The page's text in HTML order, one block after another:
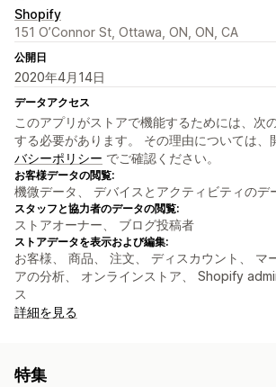
Shopify
151 O’Connor St, Ottawa, ON, ON, CA
公開日
2020年4月14日
データアクセス
このアプリがストアで機能するためには、次
する必要があります。 その理由については、
バシーポリシー でご確認ください。
お客様データの閲覧:
機微データ、 デバイスとアクティビティのデ
スタッフと協力者のデータの閲覧:
ストアオーナー、 ブログ投稿者
ストアデータを表示および編集:
お客様、 商品、 注文、 ディスカウント、 マ
アの分析、 オンラインストア、 Shopify
ス
詳細を見る
特集